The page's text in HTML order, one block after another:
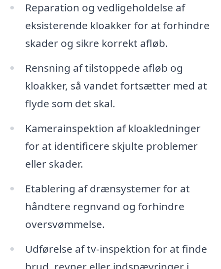
Reparation og vedligeholdelse af
eksisterende kloakker for at forhindre
skader og sikre korrekt afløb.
Rensning af tilstoppede afløb og
kloakker, så vandet fortsætter med at
flyde som det skal.
Kamerainspektion af kloakledninger
for at identificere skjulte problemer
eller skader.
Etablering af drænsystemer for at
håndtere regnvand og forhindre
oversvømmelse.
Udførelse af tv-inspektion for at finde